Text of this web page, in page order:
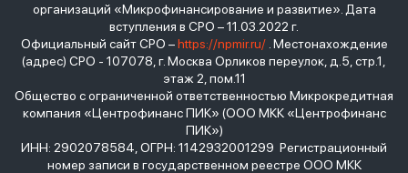
организаций «Микрофинансирование и развитие». Дата
вступления в СРО – 11.03.2022 г.
Официальный сайт СРО –https://npmir.ru/. Местонахождение
(адрес) СРО - 107078, г. Москва Орликов переулок, д.5, стр.1,
этаж 2, пом.11
Общество с ограниченной ответственностью Микрокредитная
компания «Центрофинанс ПИК» (ООО МКК «Центрофинанс
ПИК»)
ИНН: 2902078584, ОГРН: 1142932001299 Регистрационный
номер записи в государственном реестре ООО МКК